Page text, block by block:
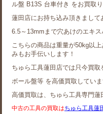
ル盤 B13S 台車付き をお買取
蓮田店にお持ち込み頂きまして
6.5～13mmまで穴あけのエキス
こちらの商品は重量が50kg以
みもお手伝いします！
ちゅら工具蓮田店では只今買取
ボール盤等 を高価買取していま
高価買取は、ちゅら工具専門蓮
中古の工具の買取はちゅら工具蓮